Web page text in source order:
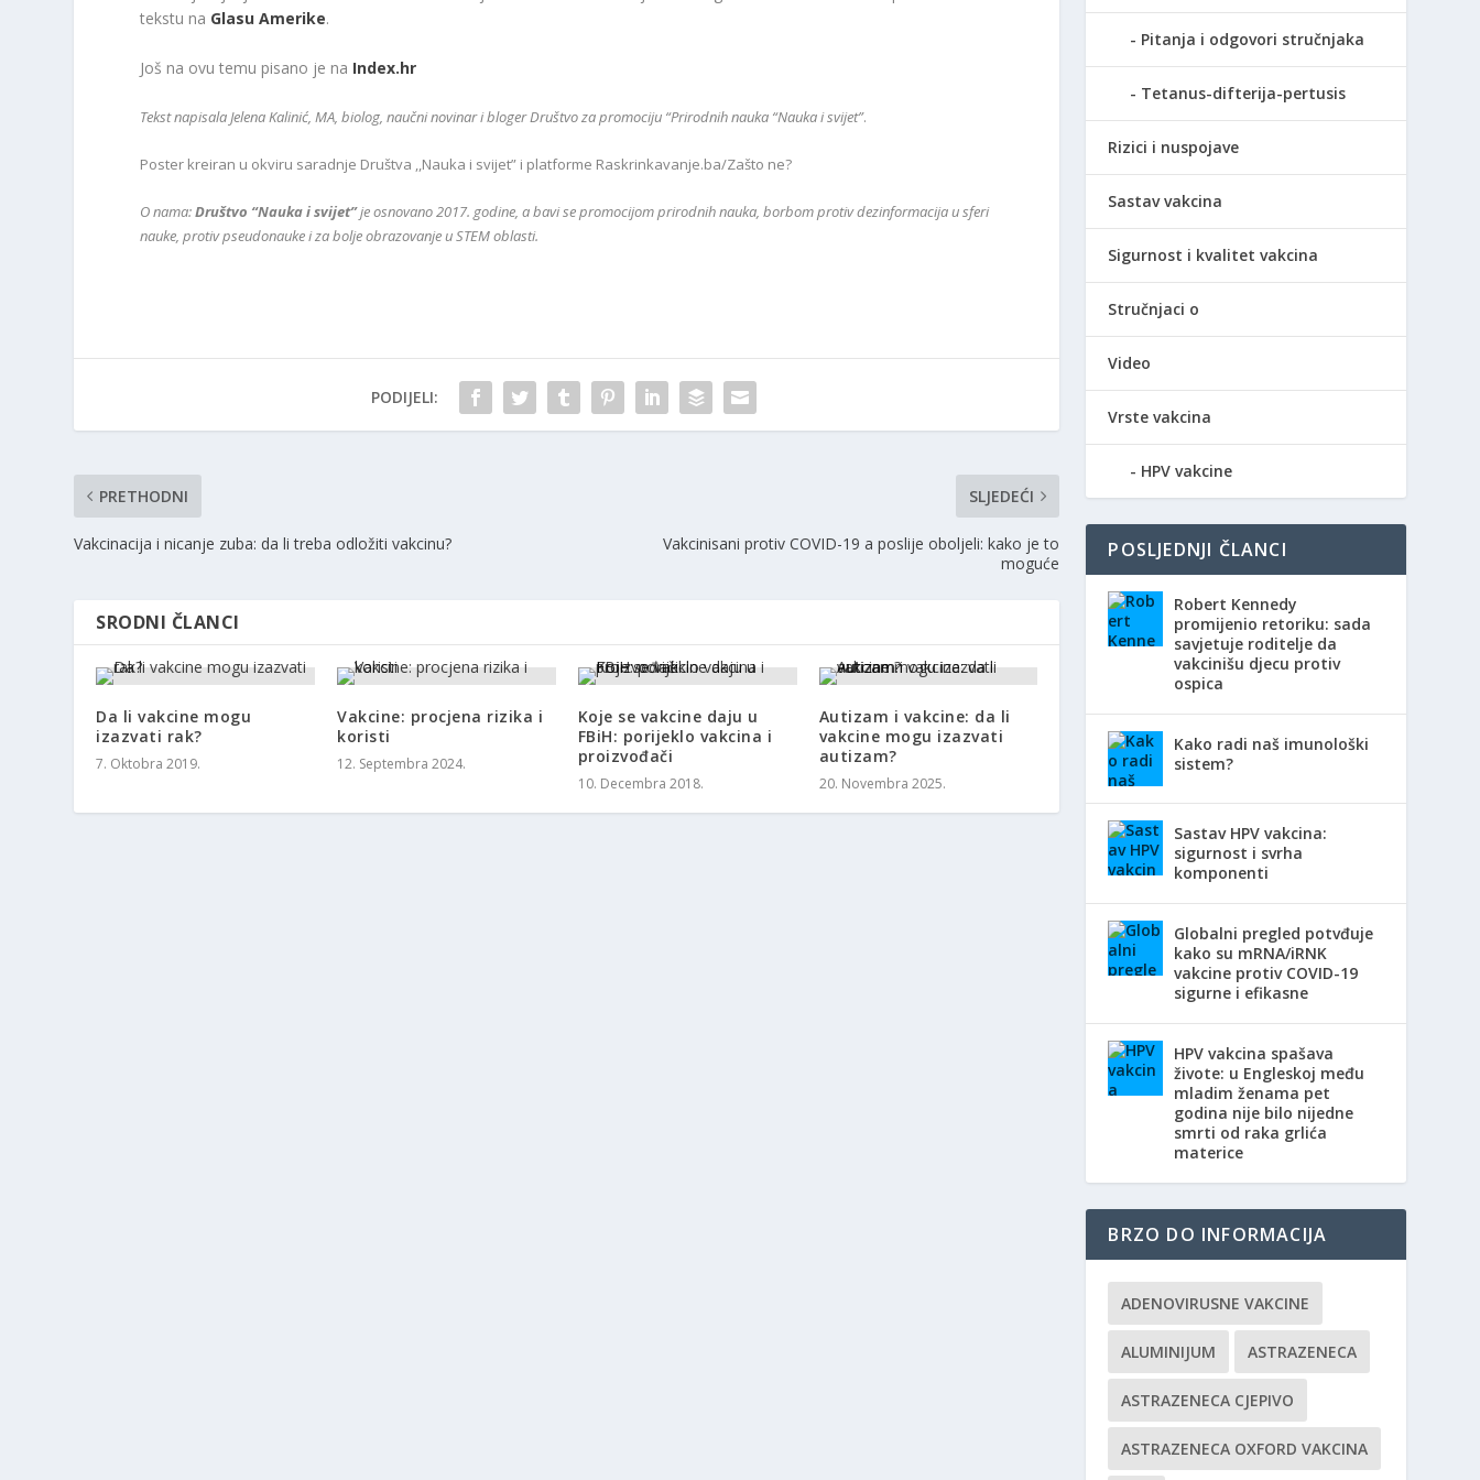
tekstu na Glasu Amerike.
Još na ovu temu pisano je na Index.hr
Tekst napisala Jelena Kalinić, MA, biolog, naučni novinar i bloger Društvo za promociju “Prirodnih nauka “Nauka i svijet”.
Poster kreiran u okviru saradnje Društva ,,Nauka i svijet” i platforme Raskrinkavanje.ba/Zašto ne?
O nama:Društvo “Nauka i svijet”je osnovano 2017. godine, a bavi se promocijom prirodnih nauka, borbom protiv dezinformacija u sferi
nauke, protiv pseudonauke i za bolje obrazovanje u STEM oblasti.
PODIJELI:
PRETHODNI
Vakcinacija i nicanje zuba: da li treba odložiti vakcinu?
SLJEDEĆI
Vakcinisani protiv COVID-19 a poslije oboljeli: kako je to
moguće
SRODNI ČLANCI
Da li vakcine mogu
izazvati rak?
7. Oktobra 2019.
Vakcine: procjena rizika i
koristi
12. Septembra 2024.
Koje se vakcine daju u
FBiH: porijeklo vakcina i
proizvođači
10. Decembra 2018.
Autizam i vakcine: da li
vakcine mogu izazvati
autizam?
20. Novembra 2025.
Pitanja i odgovori stručnjaka
Tetanus-difterija-pertusis
Rizici i nuspojave
Sastav vakcina
Sigurnost i kvalitet vakcina
Stručnjaci o
Video
Vrste vakcina
HPV vakcine
POSLJEDNJI ČLANCI
Robert Kennedy
promijenio retoriku: sada
savjetuje roditelje da
vakcinišu djecu protiv
ospica
Kako radi naš imunološki
sistem?
Sastav HPV vakcina:
sigurnost i svrha
komponenti
Globalni pregled potvđuje
kako su mRNA/iRNK
vakcine protiv COVID-19
sigurne i efikasne
HPV vakcina spašava
živote: u Engleskoj među
mladim ženama pet
godina nije bilo nijedne
smrti od raka grlića
materice
BRZO DO INFORMACIJA
ADENOVIRUSNE VAKCINE
ALUMINIJUM ASTRAZENECA
ASTRAZENECA CJEPIVO
ASTRAZENECA OXFORD VAKCINA